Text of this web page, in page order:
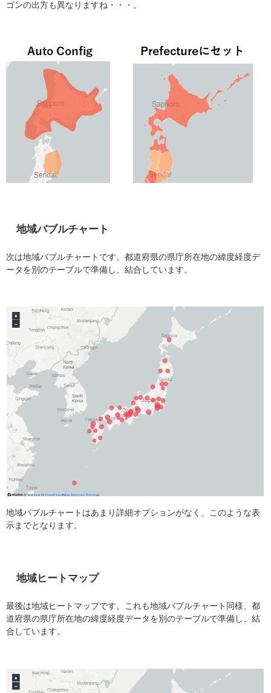
ゴンの出方も異なりますね・・・。
地域バブルチャート
次は地域バブルチャートです。都道府県の県庁所在地の緯度経度デ
ータを別のテーブルで準備し、結合しています。
地域バブルチャートはあまり詳細オプションがなく、このような表
示までとなります。
地域ヒートマップ
最後は地域ヒートマップです。これも地域バブルチャート同様、都
道府県の県庁所在地の緯度経度データを別のテーブルで準備し、結
合しています。